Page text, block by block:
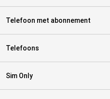
Telefoon met abonnement
Telefoons
Sim Only